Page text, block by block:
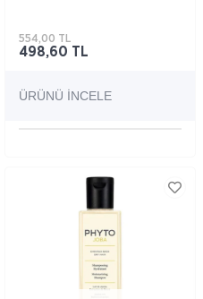
498,60 TL
554,00 TL
ÜRÜNÜ İNCELE